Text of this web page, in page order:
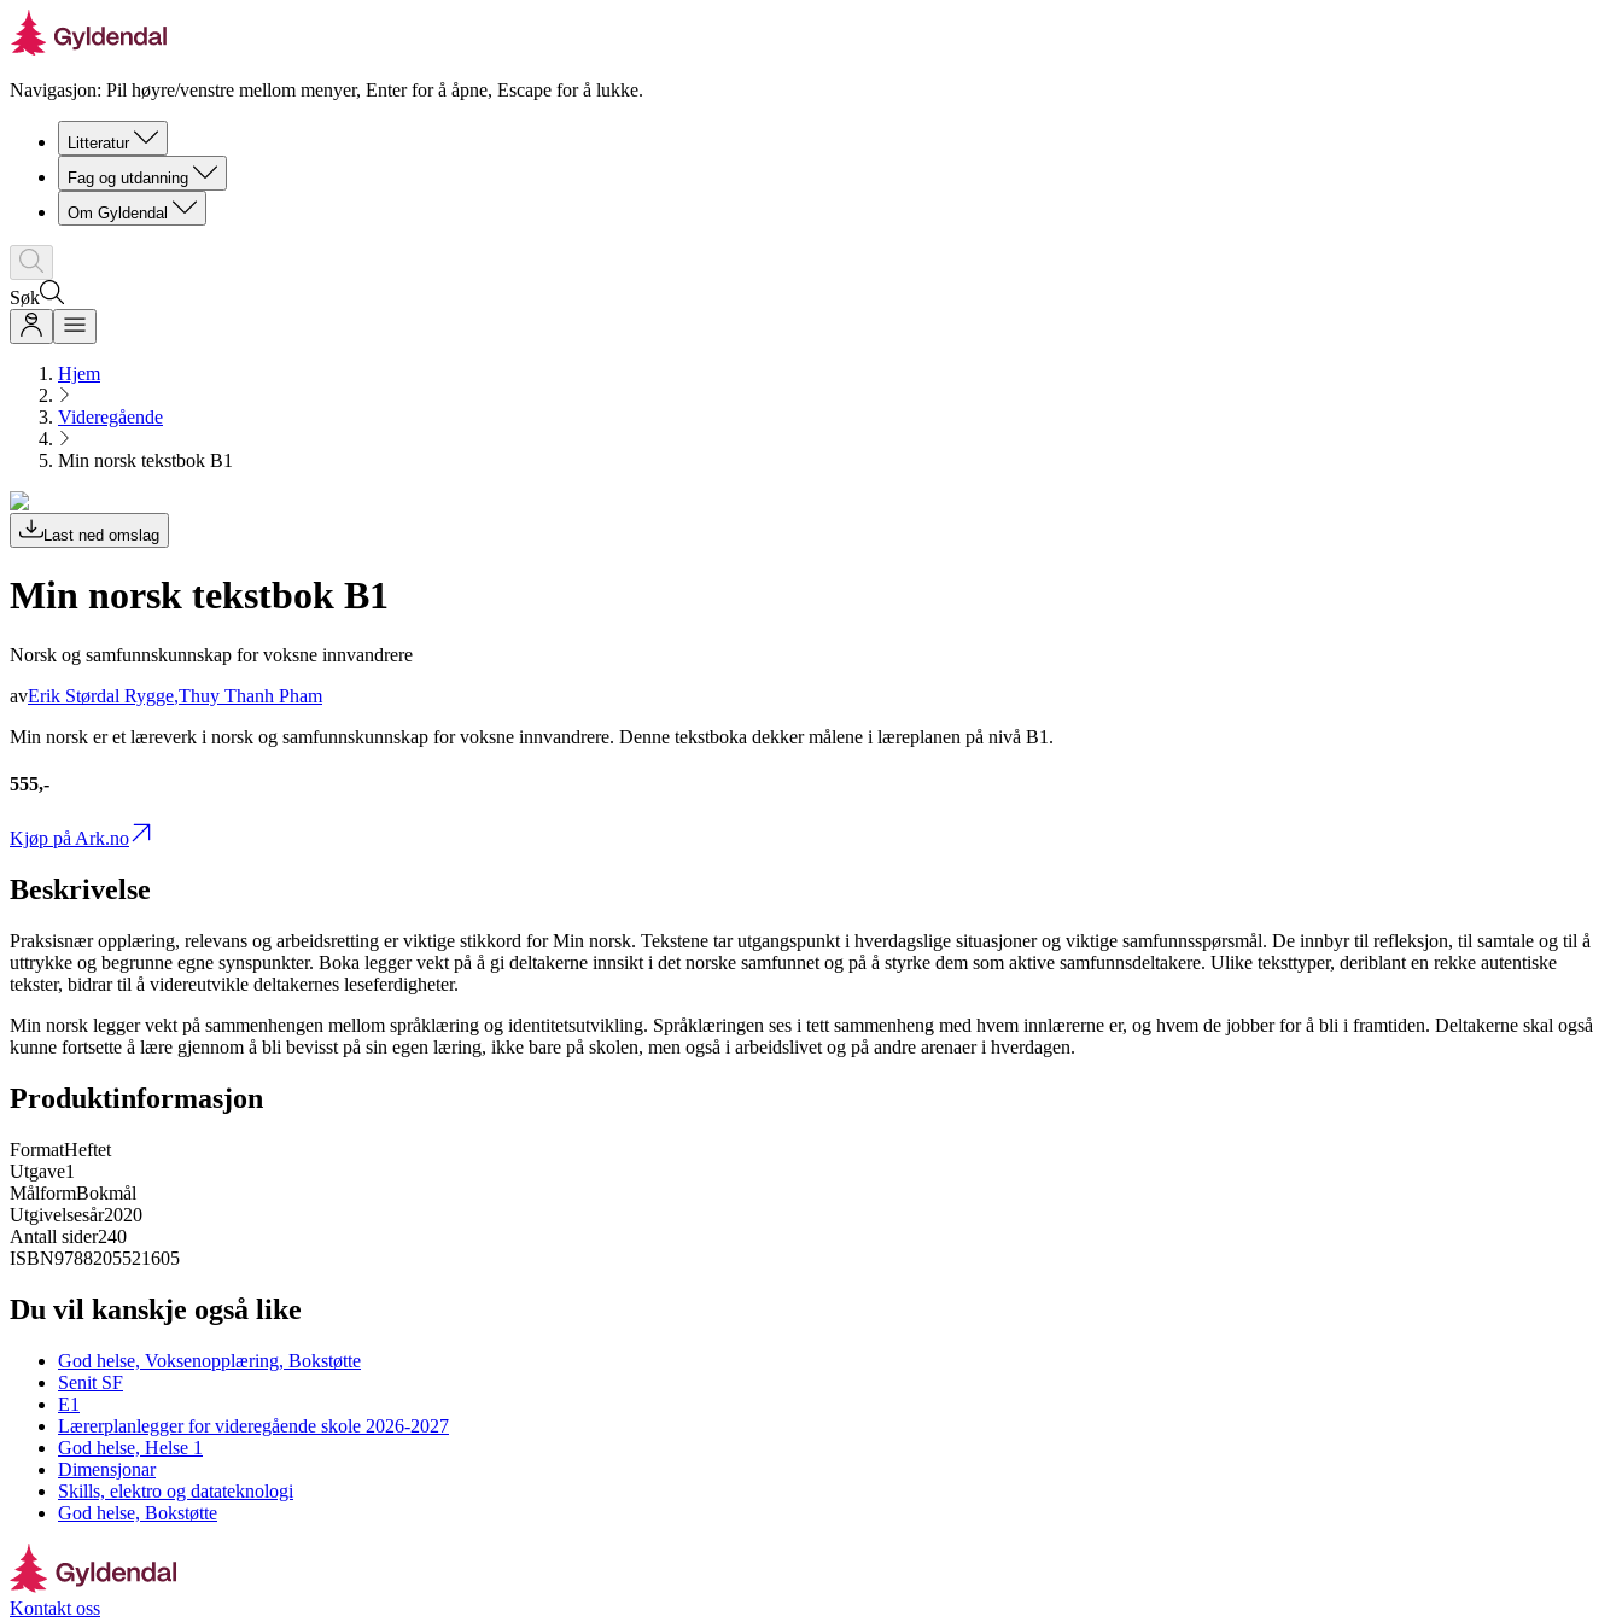
Navigasjon: Pil høyre/venstre mellom menyer, Enter for å åpne, Escape for å lukke.
Litteratur
Fag og utdanning
Om Gyldendal
Søk
Hjem
Videregående
Min norsk tekstbok B1
Last ned omslag
Min norsk tekstbok B1
Norsk og samfunnskunnskap for voksne innvandrere
avErik Størdal Rygge,Thuy Thanh Pham
Min norsk er et læreverk i norsk og samfunnskunnskap for voksne innvandrere. Denne tekstboka dekker målene i læreplanen på nivå B1.
555,-
Kjøp på Ark.no
Beskrivelse
Praksisnær opplæring, relevans og arbeidsretting er viktige stikkord for Min norsk. Tekstene tar utgangspunkt i hverdagslige situasjoner og viktige samfunnsspørsmål. De innbyr til refleksjon, til samtale og til å
uttrykke og begrunne egne synspunkter. Boka legger vekt på å gi deltakerne innsikt i det norske samfunnet og på å styrke dem som aktive samfunnsdeltakere. Ulike teksttyper, deriblant en rekke autentiske
tekster, bidrar til å videreutvikle deltakernes leseferdigheter.
Min norsk legger vekt på sammenhengen mellom språklæring og identitetsutvikling. Språklæringen ses i tett sammenheng med hvem innlærerne er, og hvem de jobber for å bli i framtiden. Deltakerne skal også
kunne fortsette å lære gjennom å bli bevisst på sin egen læring, ikke bare på skolen, men også i arbeidslivet og på andre arenaer i hverdagen.
Produktinformasjon
FormatHeftet
Utgave1
MålformBokmål
Utgivelsesår2020
Antall sider240
ISBN9788205521605
Du vil kanskje også like
God helse, Voksenopplæring, Bokstøtte
Senit SF
E1
Lærerplanlegger for videregående skole 2026-2027
God helse, Helse 1
Dimensjonar
Skills, elektro og datateknologi
God helse, Bokstøtte
Kontakt oss